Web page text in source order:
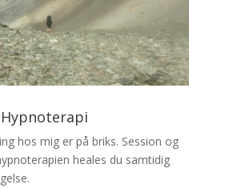
hos mig er på briks. Session og
heales du samtidig